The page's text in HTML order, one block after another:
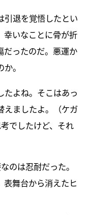
退を覚悟したとい
幸いなことに骨が折
だったのだ。悪運か
。
たよね。そこはあっ
えましたよ。（ケガ
でしたけど、それ
のは忍耐だった。
表舞台から消えたヒ